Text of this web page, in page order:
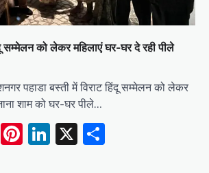
सम्मेलन को लेकर महिलाएं घर-घर दे रही पीले
पहाडा बस्ती में विराट हिंदू सम्मेलन को लेकर
शाम को घर-घर पीले…
EmailPinterest
LinkedIn
X